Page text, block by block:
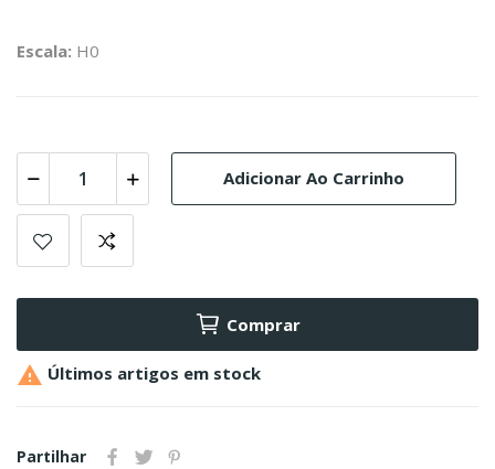
Escala: H0
Adicionar Ao Carrinho
Comprar
 Últimos artigos em stock
Partilhar